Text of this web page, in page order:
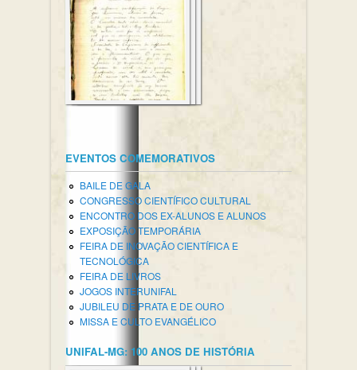
EVENTOS COMEMORATIVOS
BAILE DE GALA
CONGRESSO CIENTÍFICO CULTURAL
ENCONTRO DOS EX-ALUNOS E ALUNOS
EXPOSIÇÃO TEMPORÁRIA
FEIRA DE INOVAÇÃO CIENTÍFICA E
TECNOLÓGICA
FEIRA DE LIVROS
JOGOS INTERUNIFAL
JUBILEU DE PRATA E DE OURO
MISSA E CULTO EVANGÉLICO
UNIFAL-MG: 100 ANOS DE HISTÓRIA